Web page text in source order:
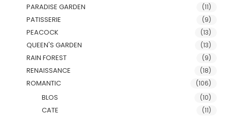
PARADISE GARDEN (11)
PATISSERIE (9)
PEACOCK (13)
QUEEN'S GARDEN (13)
RAIN FOREST (9)
RENAISSANCE (18)
ROMANTIC (106)
BLOS (10)
CATE (11)